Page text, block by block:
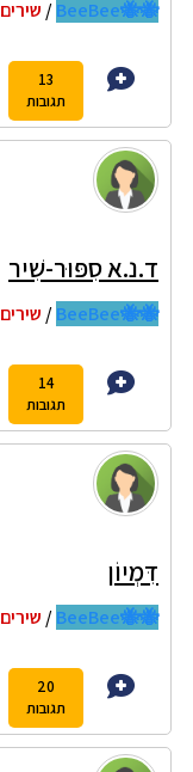
🐝🐝BeeBee
/ שירים
13
תגובות
ד.נ.א סִפּוּר-שִׁיר
🐝🐝BeeBee
/ שירים
14
תגובות
דִּמְיוֹן
🐝🐝BeeBee
/ שירים
20
תגובות